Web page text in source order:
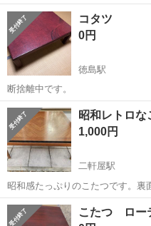
少し擦り傷等がありますが比較的
お願いいたします
徳島 板野郡 テーブル
コタツ
0円
徳島駅
断捨離中です。
徳島 徳島市 徳島駅 テ
昭和レトロな
1,000円
二軒屋駅
昭和感たっぷりのこたつです。裏
す。長年倉庫にて保管していまし
なりに使用感はあります。通電し
徳島 徳島市 二軒屋駅
こたつ ロー